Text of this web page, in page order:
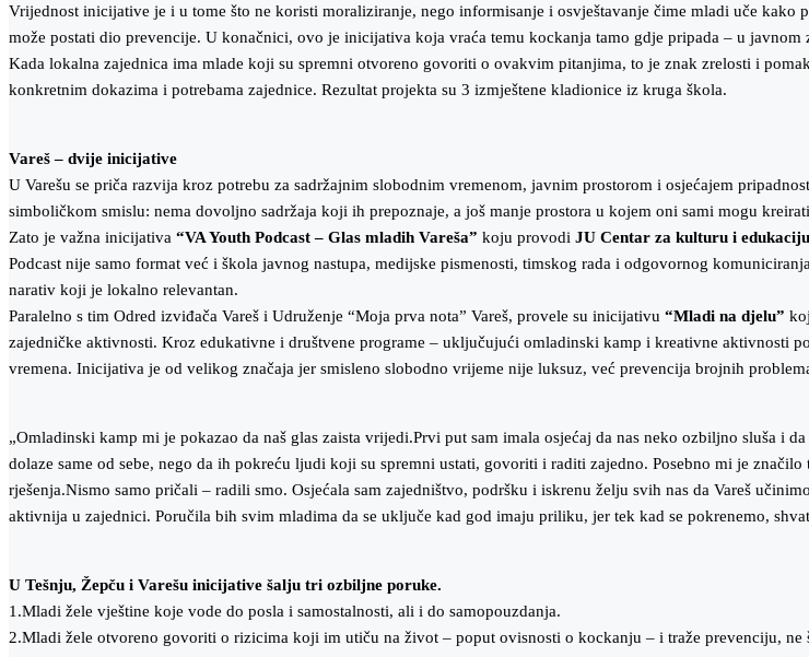
Vrijednost inicijative je i u tome što ne koristi moraliziranje, nego informisanje i osvještavanje čime mladi uče
može postati dio prevencije. U konačnici, ovo je inicijativa koja vraća temu kockanja tamo gdje pripada – u
Kada lokalna zajednica ima mlade koji su spremni otvoreno govoriti o ovakvim pitanjima, to je znak zrelosti i
konkretnim dokazima i potrebama zajednice. Rezultat projekta su 3 izmještene kladionice iz kruga škola.
Vareš – dvije inicijative
U Varešu se priča razvija kroz potrebu za sadržajnim slobodnim vremenom, javnim prostorom i osjećajem
simboličkom smislu: nema dovoljno sadržaja koji ih prepoznaje, a još manje prostora u kojem oni sami mogu
Zato je važna inicijativa “VA Youth Podcast – Glas mladih Vareša” koju provodi JU Centar za kulturu i
Podcast nije samo format već i škola javnog nastupa, medijske pismenosti, timskog rada i odgovornog
narativ koji je lokalno relevantan.
Paralelno s tim Odred izviđača Vareš i Udruženje “Moja prva nota” Vareš, provele su inicijativu “Mladi na djelu”
zajedničke aktivnosti. Kroz edukativne i društvene programe – uključujući omladinski kamp i kreativne aktivnosti
vremena. Inicijativa je od velikog značaja jer smisleno slobodno vrijeme nije luksuz, već prevencija brojnih
„Omladinski kamp mi je pokazao da naš glas zaista vrijedi.Prvi put sam imala osjećaj da nas neko ozbiljno sluša i
dolaze same od sebe, nego da ih pokreću ljudi koji su spremni ustati, govoriti i raditi zajedno. Posebno mi je
rješenja.Nismo samo pričali – radili smo. Osjećala sam zajedništvo, podršku i iskrenu želju svih nas da Vareš
aktivnija u zajednici. Poručila bih svim mladima da se uključe kad god imaju priliku, jer tek kad se pokrenemo,
U Tešnju, Žepču i Varešu inicijative šalju tri ozbiljne poruke.
1.Mladi žele vještine koje vode do posla i samostalnosti, ali i do samopouzdanja.
2.Mladi žele otvoreno govoriti o rizicima koji im utiču na život – poput ovisnosti o kockanju – i traže prevenciju, ne